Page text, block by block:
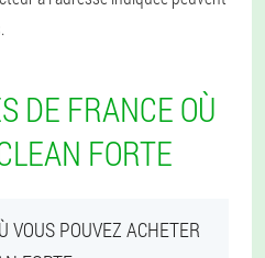
DE FRANCE OÙ
FORTE
VOUS POUVEZ ACHETER